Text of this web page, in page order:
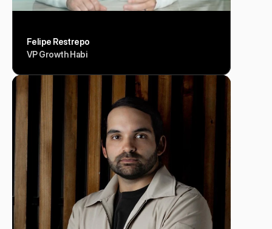
Felipe Restrepo
VP Growth Habi